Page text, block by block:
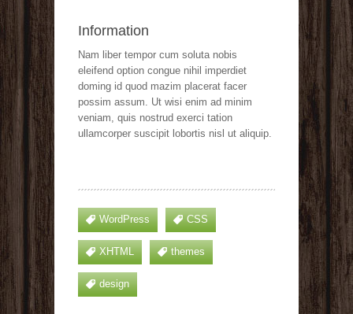
Information
Nam liber tempor cum soluta nobis
eleifend option congue nihil imperdiet
doming id quod mazim placerat facer
possim assum. Ut wisi enim ad minim
veniam, quis nostrud exerci tation
ullamcorper suscipit lobortis nisl ut aliquip.
WordPress CSS
XHTML themes
design